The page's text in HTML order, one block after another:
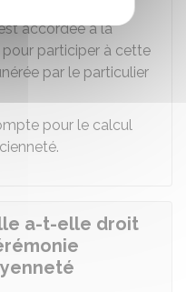
accordée à la
pour participer à cette
par le particulier
pour le calcul
a-t-elle droit